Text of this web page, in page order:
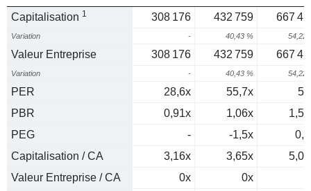
Capitalisation 1 308 176 432 759 667
Variation - 40,43 % 54,22
Valeur Entreprise 308 176 432 759 667
Variation - 40,43 % 54,22
PER 28,6x 55,7x
PBR
0,91x 1,06x
PEG
- -1,5x
Capitalisation / CA
3,16x 3,65x
Valeur Entreprise / CA
0x 0x